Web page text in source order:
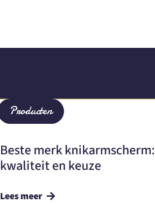
Producten
Beste merk knikarmscherm:
kwaliteit en keuze
Lees meer